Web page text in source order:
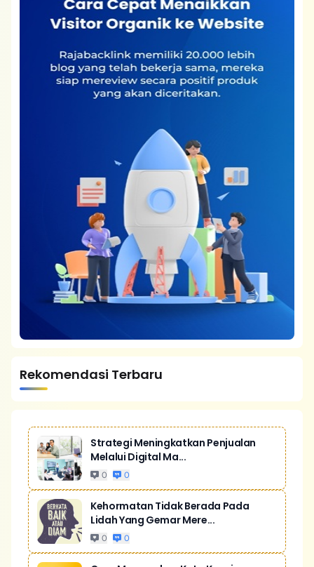
Rekomendasi Terbaru
Strategi Meningkatkan Penjualan
Melalui Digital Ma...
0 0
Kehormatan Tidak Berada Pada
Lidah Yang Gemar Mere...
0 0